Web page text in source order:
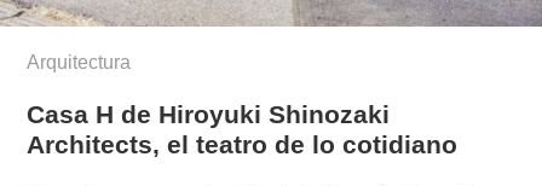
Arquitectura
Casa H de Hiroyuki Shinozaki
Architects, el teatro de lo cotidiano